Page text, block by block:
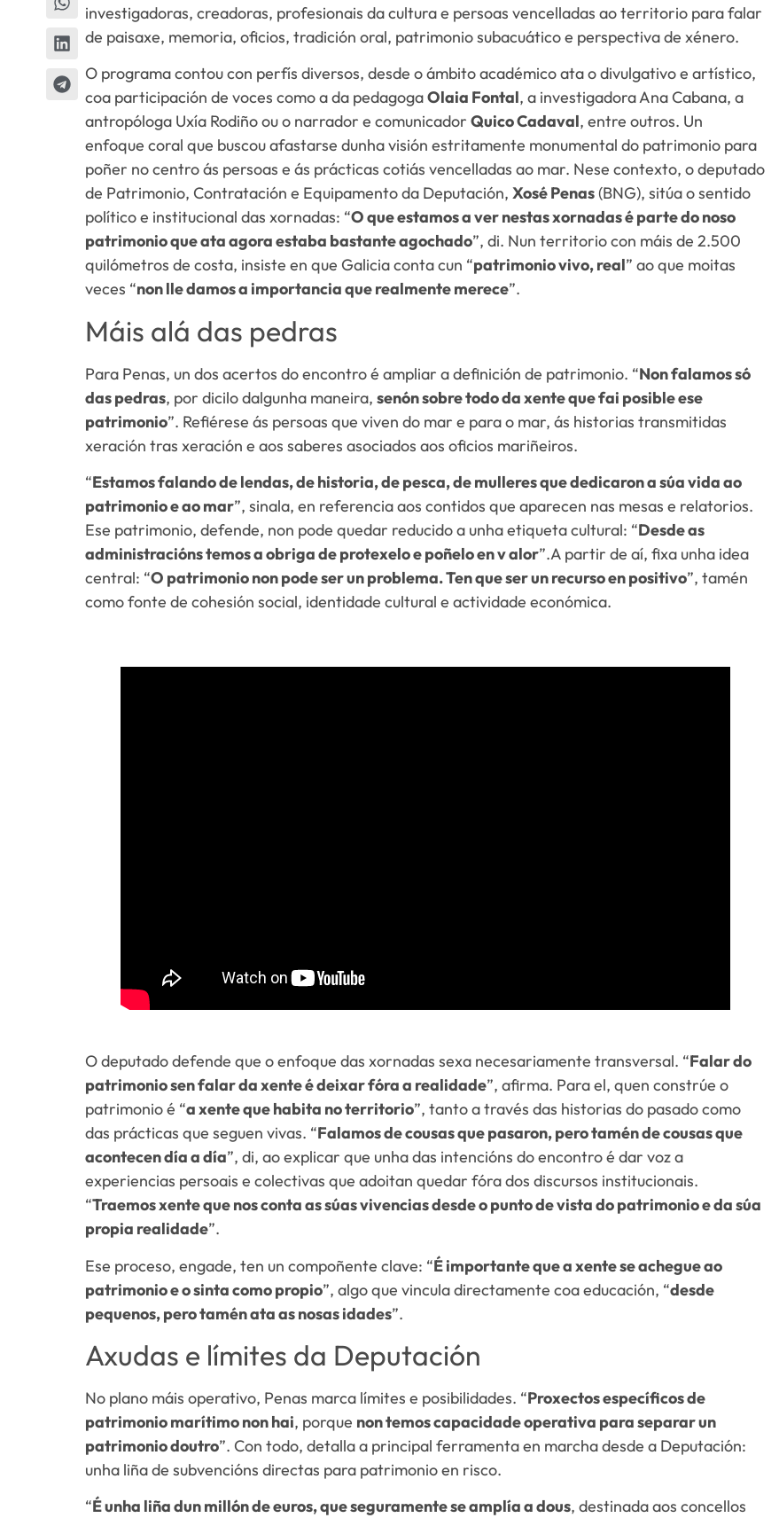
investigadoras, creadoras, profesionais da cultura e persoas vencelladas ao territorio para falar
de paisaxe, memoria, oficios, tradición oral, patrimonio subacuático e perspectiva de xénero.
O programa contou con perfís diversos, desde o ámbito académico ata o divulgativo e artístico,
coa participación de voces como a da pedagogaOlaia Fontal, a investigadora Ana Cabana, a
antropóloga Uxía Rodiño ou o narrador e comunicadorQuico Cadaval, entre outros. Un
enfoque coral que buscou afastarse dunha visión estritamente monumental do patrimonio para
poñer no centro ás persoas e ás prácticas cotiás vencelladas ao mar. Nese contexto, o deputado
de Patrimonio, Contratación e Equipamento da Deputación,Xosé Penas(BNG), sitúa o sentido
político e institucional das xornadas: “O que estamos a ver nestas xornadas é parte do noso
patrimonio que ata agora estaba bastante agochado”, di. Nun territorio con máis de 2.500
quilómetros de costa, insiste en que Galicia conta cun “patrimonio vivo, real” ao que moitas
veces “non lle damos a importancia que realmente merece”.
Máis alá das pedras
Para Penas, un dos acertos do encontro é ampliar a definición de patrimonio. “Non falamos só
das pedras, por dicilo dalgunha maneira,senón sobre todo da xente que fai posible ese
patrimonio”. Refiérese ás persoas que viven do mar e para o mar, ás historias transmitidas
xeración tras xeración e aos saberes asociados aos oficios mariñeiros.
“Estamos falando de lendas, de historia, de pesca, de mulleres que dedicaron a súa vida ao
patrimonio e ao mar”, sinala, en referencia aos contidos que aparecen nas mesas e relatorios.
Ese patrimonio, defende, non pode quedar reducido a unha etiqueta cultural: “Desde as
administracións temos a obriga de protexelo e poñelo en v alor”.A partir de aí, fixa unha idea
central: “O patrimonio non pode ser un problema. Ten que ser un recurso en positivo”, tamén
como fonte de cohesión social, identidade cultural e actividade económica.
O deputado defende que o enfoque das xornadas sexa necesariamente transversal. “Falar do
patrimonio sen falar da xente é deixar fóra a realidade”, afirma. Para el, quen constrúe o
patrimonio é “a xente que habita no territorio”, tanto a través das historias do pasado como
das prácticas que seguen vivas. “Falamos de cousas que pasaron, pero tamén de cousas que
acontecen día a día”, di, ao explicar que unha das intencións do encontro é dar voz a
experiencias persoais e colectivas que adoitan quedar fóra dos discursos institucionais.
“Traemos xente que nos conta as súas vivencias desde o punto de vista do patrimonio e da súa
propia realidade”.
Ese proceso, engade, ten un compoñente clave: “É importante que a xente se achegue ao
patrimonio e o sinta como propio”, algo que vincula directamente coa educación, “desde
pequenos, pero tamén ata as nosas idades”.
Axudas e límites da Deputación
No plano máis operativo, Penas marca límites e posibilidades. “Proxectos específicos de
patrimonio marítimo non hai, porque non temos capacidade operativa para separar un
patrimonio doutro”. Con todo, detalla a principal ferramenta en marcha desde a Deputación:
unha liña de subvencións directas para patrimonio en risco.
“É unha liña dun millón de euros, que seguramente se amplía a dous, destinada aos concellos